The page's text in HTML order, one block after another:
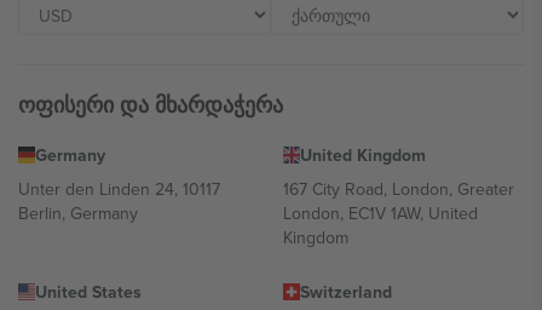
ოფისერი და მხარდაჭერა
Germany
Unter den Linden 24, 10117
Berlin, Germany
United Kingdom
167 City Road, London, Greater
London, EC1V 1AW, United
Kingdom
United States
Switzerland